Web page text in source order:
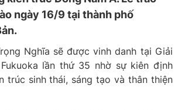
ngày 16/9 tại thành phố
Nghĩa sẽ được vinh danh tại Giải
lần thứ 35 nhờ sự kiên định
trúc sinh thái, sáng tạo và thân thiện